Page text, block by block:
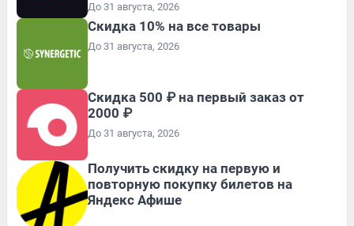
До 31 августа, 2026
Скидка 10% на все товары
До 31 августа, 2026
Скидка 500 ₽ на первый заказ от
2000 ₽
До 31 августа, 2026
Получить скидку на первую и
повторную покупку билетов на
Яндекс Афише